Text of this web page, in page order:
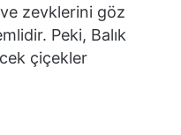
zevklerini göz
Peki, Balık
çiçekler